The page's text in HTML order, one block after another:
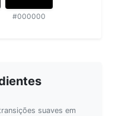
#000000
suaves em